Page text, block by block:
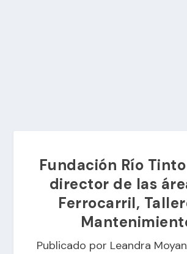
Fundación Río
director de las
Ferrocarril,
Publicado por Leandra